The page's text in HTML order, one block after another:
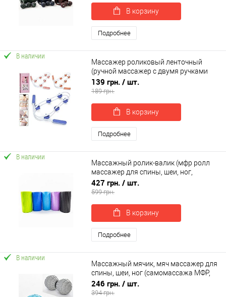
В корзину
Подробнее
В наличии
Массажер роликовый ленточный
(ручной массажер с двумя ручками
для спины, шеи, ног) 110см OSPORT
(MS 4537)
139 грн. / шт.
189 грн.
В корзину
Подробнее
В наличии
Массажный ролик-валик (мфр ролл
массажер для спины, шеи, ног,
миофасциального релиза) OSPORT
30*15см (MS 3231-3)
427 грн. / шт.
599 грн.
В корзину
Подробнее
В наличии
Массажный мячик, мяч массажер для
спины, шеи, ног (самомассажа МФР,
миофасциального релиза) OSPORT
(MS 2484)
246 грн. / шт.
394 грн.